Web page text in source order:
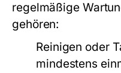
regelmäßige
gehören:
Reinigen oder
mindestens